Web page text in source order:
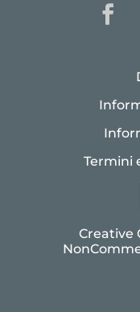
Termini
Creative